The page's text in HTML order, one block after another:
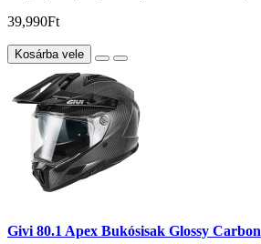
39,990Ft
Kosárba vele
Givi 80.1 Apex Bukósisak Glossy Carbon